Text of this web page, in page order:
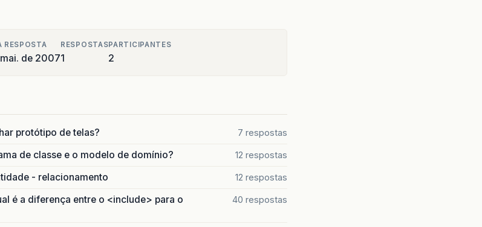
RESPOSTA
de 2007
RESPOSTAS
1
PARTICIPANTES
2
protótipo de telas? 7 respostas
de classe e o modelo de domínio? 12 respostas
- relacionamento 12 respostas
é a diferença entre o <include> para o
40 respostas